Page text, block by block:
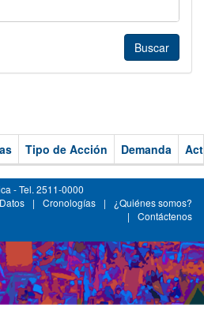
Tipo de Acción Demanda
- Tel. 2511-0000
| Cronologías |
¿Quiénes somos?
|
Contáctenos